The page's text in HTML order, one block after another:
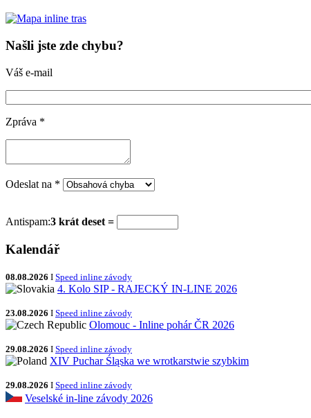
Našli jste zde chybu?
Váš e-mail
Zpráva *
Odeslat na *
Antispam:3 krát deset =
Kalendář
08.08.2026 I Speed inline závody
4. Kolo SIP - RAJECKÝ IN-LINE 2026
23.08.2026 I Speed inline závody
Olomouc - Inline pohár ČR 2026
29.08.2026 I Speed inline závody
XIV Puchar Śląska we wrotkarstwie szybkim
29.08.2026 I Speed inline závody
Veselské in-line závody 2026